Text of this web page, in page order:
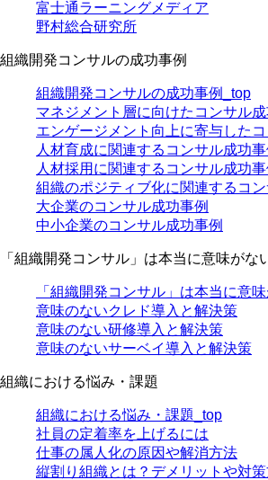
富士通ラーニングメディア
野村総合研究所
組織開発コンサルの成功事例
組織開発コンサルの成功事例_top
マネジメント層に向けたコンサル成
エンゲージメント向上に寄与した
人材育成に関連するコンサル成功事
人材採用に関連するコンサル成功事
組織のポジティブ化に関連するコ
大企業のコンサル成功事例
中小企業のコンサル成功事例
「組織開発コンサル」は本当に意味がな
「組織開発コンサル」は本当に意
意味のないクレド導入と解決策
意味のない研修導入と解決策
意味のないサーベイ導入と解決策
組織における悩み・課題
組織における悩み・課題_top
社員の定着率を上げるには
仕事の属人化の原因や解消方法
縦割り組織とは？デメリットや対